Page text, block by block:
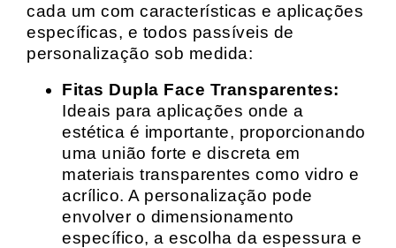
cada um com características e aplicações
específicas, e todos passíveis de
personalização sob medida:
Fitas Dupla Face Transparentes:
Ideais para aplicações onde a
estética é importante, proporcionando
uma união forte e discreta em
materiais transparentes como vidro e
acrílico. A personalização pode
envolver o dimensionamento
específico, a escolha da espessura e